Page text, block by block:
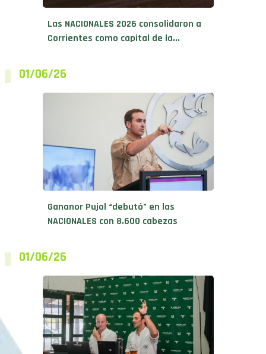
Las NACIONALES 2026 consolidaron a
Corrientes como capital de la...
01/06/26
Gananor Pujol “debutó” en las
NACIONALES con 8.600 cabezas
01/06/26